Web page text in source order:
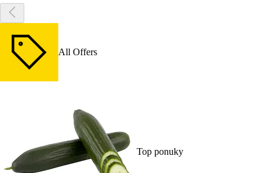
All Offers
Top ponuky